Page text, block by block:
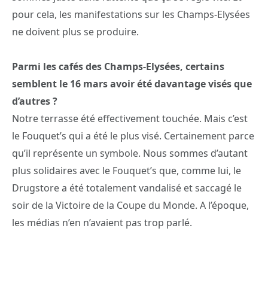
pour cela, les manifestations sur les Champs-Elysées
ne doivent plus se produire.
Parmi les cafés des Champs-Elysées, certains
semblent le 16 mars avoir été davantage visés que
d’autres ?
Notre terrasse été effectivement touchée. Mais c’est
le Fouquet’s qui a été le plus visé. Certainement parce
qu’il représente un symbole. Nous sommes d’autant
plus solidaires avec le Fouquet’s que, comme lui, le
Drugstore a été totalement vandalisé et saccagé le
soir de la Victoire de la Coupe du Monde. A l’époque,
les médias n’en n’avaient pas trop parlé.